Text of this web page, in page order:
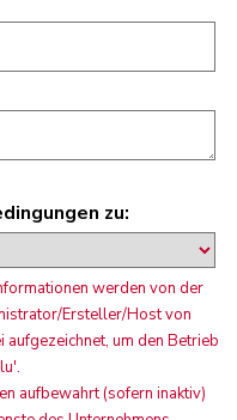
zu:
werden von der
Ersteller/Host von
aufgezeichnet, um den Betrieb
aufbewahrt (sofern inaktiv)